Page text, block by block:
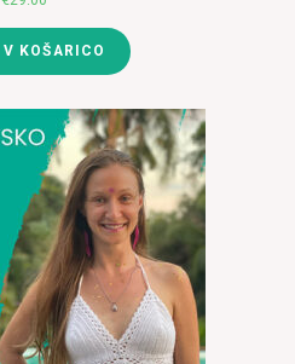
KOŠARICO